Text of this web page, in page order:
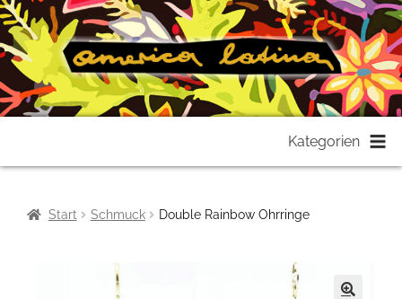
springen
springen
Kategorien
Start Schmuck Double Rainbow Ohrringe